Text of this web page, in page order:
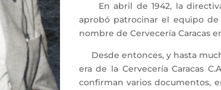
En abril de 1942, la directiva
aprobó patrocinar el equipo de
nombre de Cervecería Caracas
Desde entonces, y hasta
era de la Cervecería Caracas
confirman varios documentos,